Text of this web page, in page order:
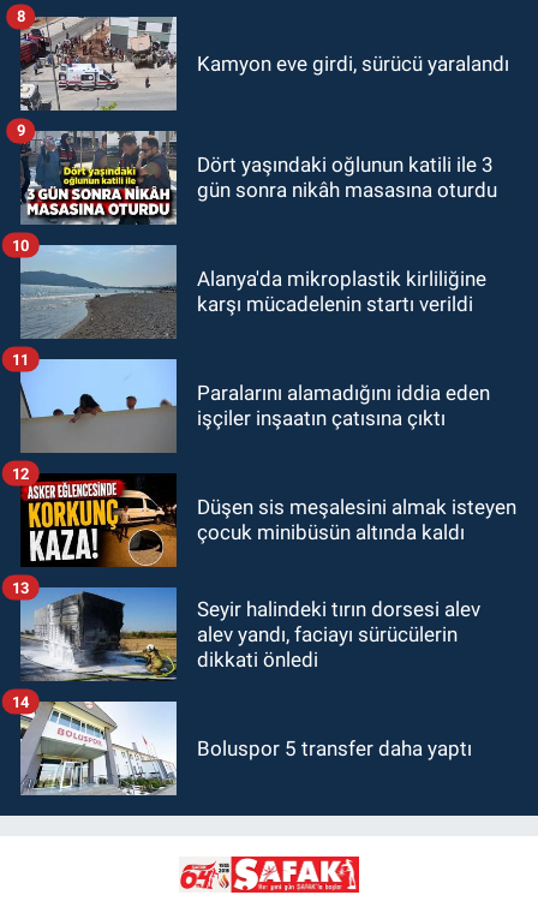
Kamyon eve girdi, sürücü yaralandı
8
Dört yaşındaki oğlunun katili ile 3
gün sonra nikâh masasına oturdu
9
Alanya'da mikroplastik kirliliğine
karşı mücadelenin startı verildi
10
Paralarını alamadığını iddia eden
işçiler inşaatın çatısına çıktı
11
Düşen sis meşalesini almak isteyen
çocuk minibüsün altında kaldı
12
Seyir halindeki tırın dorsesi alev
alev yandı, faciayı sürücülerin
dikkati önledi
13
Boluspor 5 transfer daha yaptı
14